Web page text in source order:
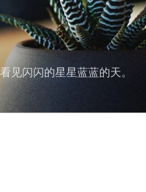
见闪闪的星星蓝蓝的天。